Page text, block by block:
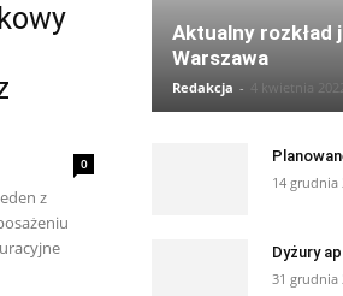
0
z
Aktualny rozkład
Warszawa
Redakcja - 4 kwietnia 2022
14 grudnia
Dyżury
31 grudnia